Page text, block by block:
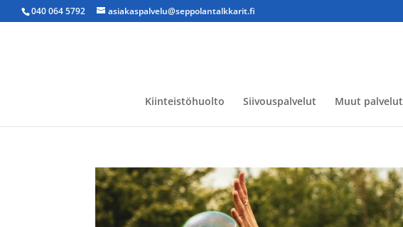
040 064 5792 asiakaspalvelu@seppolantalkkarit.fi
Kiinteistöhuolto Siivouspalvelut Muut palvelut